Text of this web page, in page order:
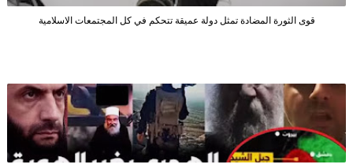
قوى الثورة المضادة تمثل دولة عميقة تتحكم في كل المجتمعات الاسلامية